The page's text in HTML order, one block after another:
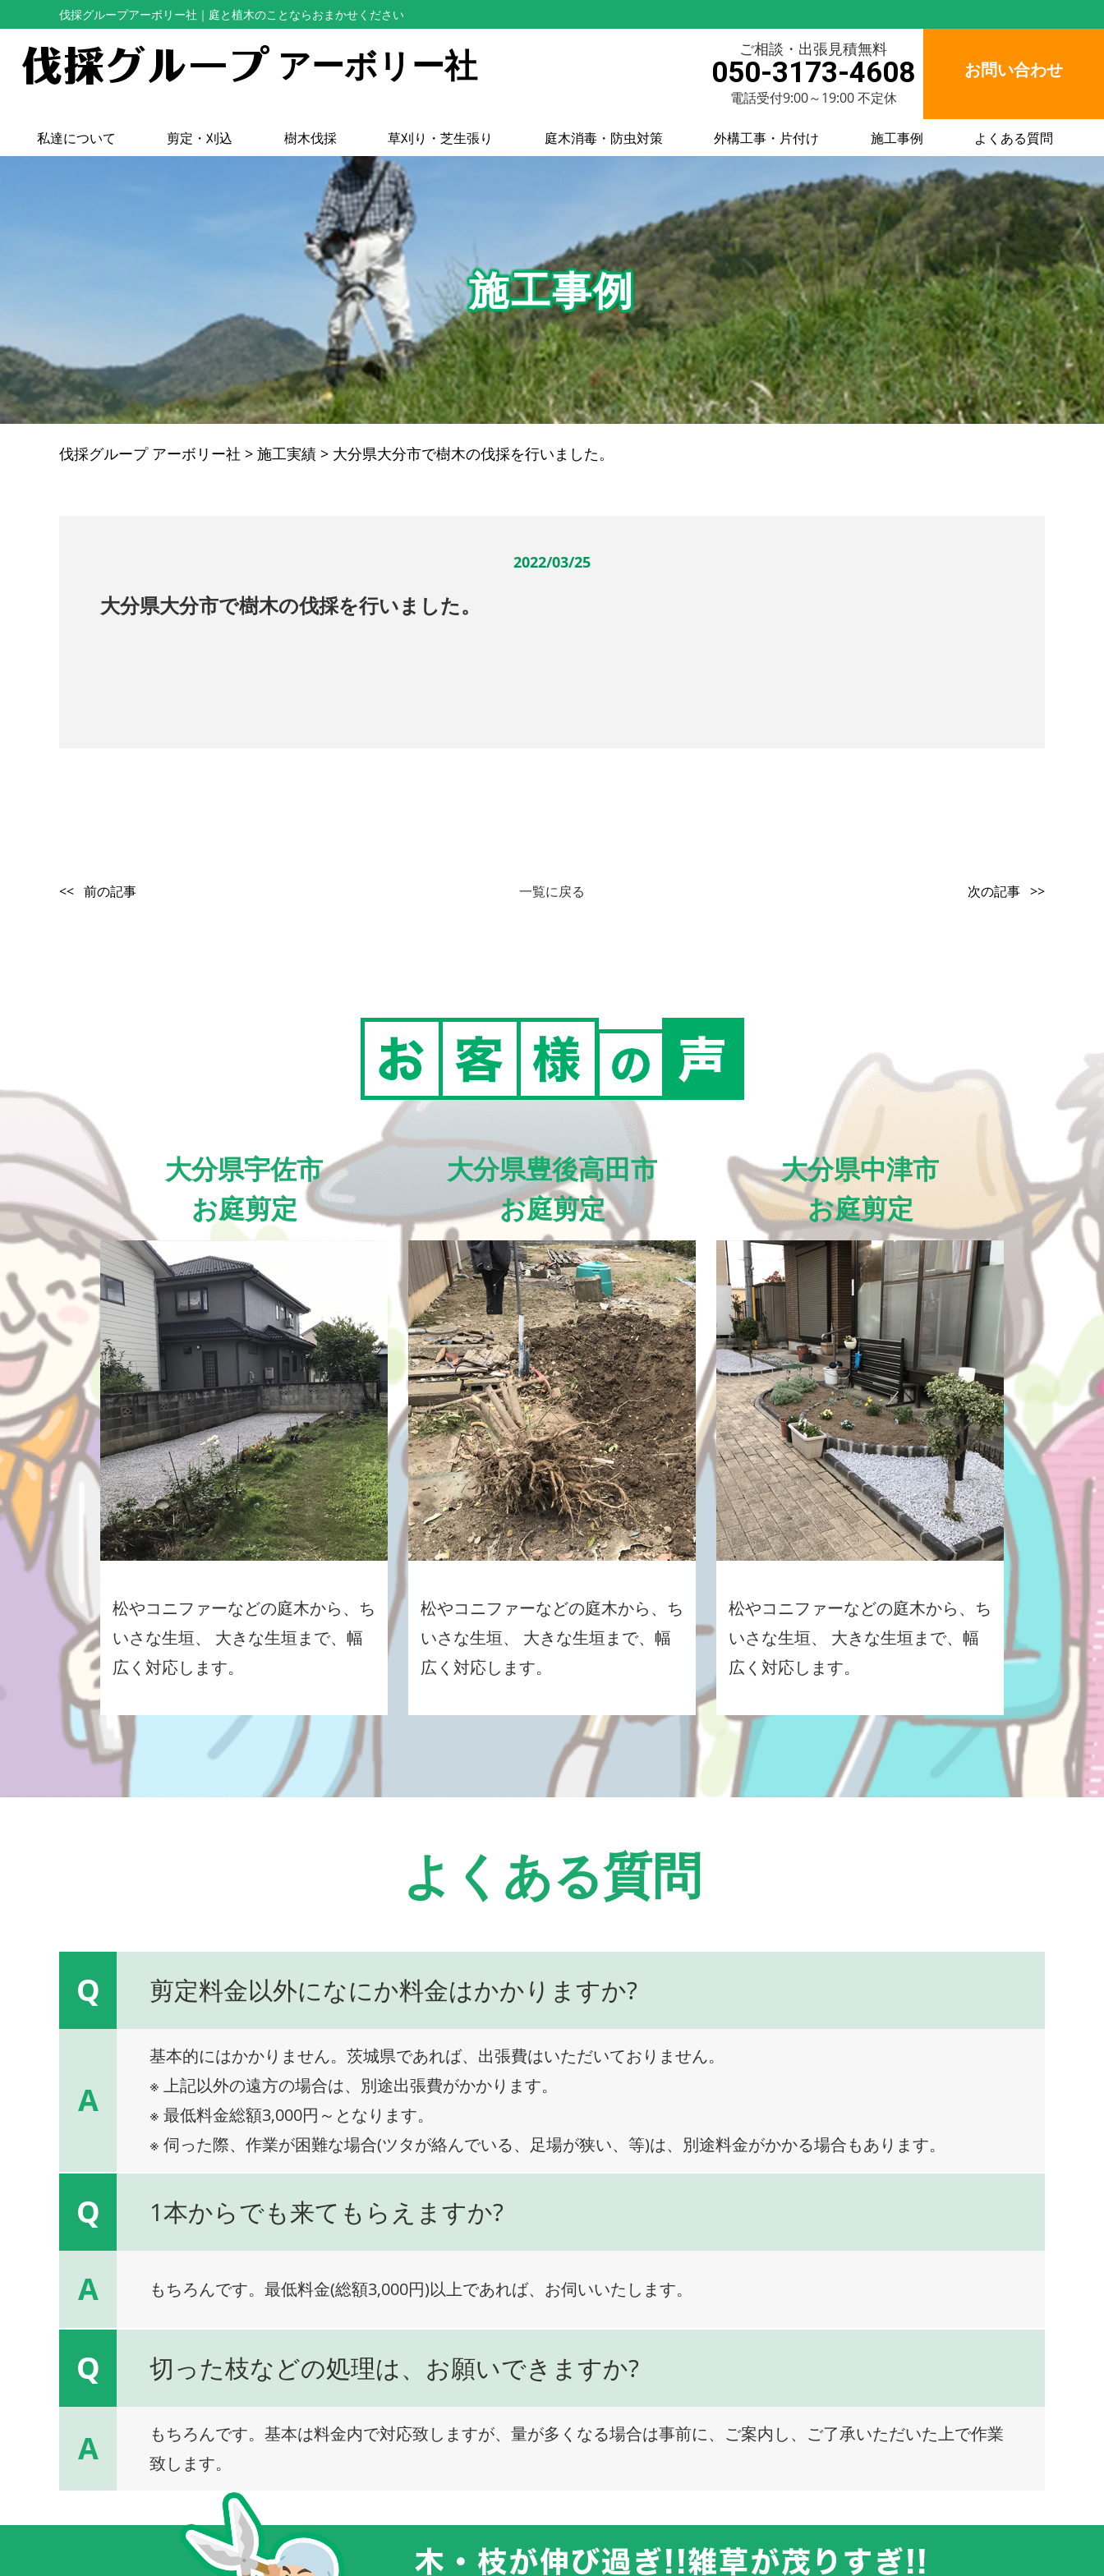
伐採グループアーボリー社 ｜庭と植木のことならおまかせください
アーボリー社 ご相談・出張見積無料
050-3173-4608
電話受付9:00～19:00 不定休
お問い合わせ
私達について 剪定・刈込 樹木伐採 草刈り・芝生張り 庭木消毒・防虫対策 外構工事・片付け 施工事例 よくある質問
施工事例
伐採グループ アーボリー社 > 施工実績 > 大分県大分市で樹木の伐採を行いました。
2022/03/25
大分県大分市で樹木の伐採を行いました。
<< 前の記事 一覧に戻る 次の記事 >>
大分県宇佐市
お庭剪定
松やコニファーなどの庭木から、ち
いさな生垣、 大きな生垣まで、幅
広く対応します。
大分県豊後高田市
お庭剪定
松やコニファーなどの庭木から、ち
いさな生垣、 大きな生垣まで、幅
広く対応します。
大分県中津市
お庭剪定
松やコニファーなどの庭木から、ち
いさな生垣、 大きな生垣まで、幅
広く対応します。
よくある質問
Q 剪定料金以外になにか料金はかかりますか?
A
基本的にはかかりません。茨城県であれば、出張費はいただいておりません。
※ 上記以外の遠方の場合は、別途出張費がかかります。
※ 最低料金総額3,000円～となります。
※ 伺った際、作業が困難な場合(ツタが絡んでいる、足場が狭い、等)は、別途料金がかかる場合もあります。
Q 1本からでも来てもらえますか?
A もちろんです。最低料金(総額3,000円)以上であれば、お伺いいたします。
Q 切った枝などの処理は、お願いできますか?
A
もちろんです。基本は料金内で対応致しますが、量が多くなる場合は事前に、ご案内し、ご了承いただいた上で作業
致します。